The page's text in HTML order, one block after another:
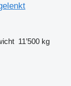
11’500 kg